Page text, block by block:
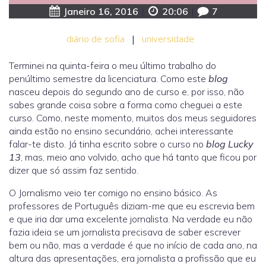
Janeiro 16, 2016 20:06 7
diário de sofia | universidade
Terminei na quinta-feira o meu último trabalho do
penúltimo semestre da licenciatura. Como este blog
nasceu depois do segundo ano de curso e, por isso, não
sabes grande coisa sobre a forma como cheguei a este
curso. Como, neste momento, muitos dos meus seguidores
ainda estão no ensino secundário, achei interessante
falar-te disto. Já tinha escrito sobre o curso no blog Lucky
13, mas, meio ano volvido, acho que há tanto que ficou por
dizer que só assim faz sentido.
O Jornalismo veio ter comigo no ensino básico. As
professores de Português diziam-me que eu escrevia bem
e que iria dar uma excelente jornalista. Na verdade eu não
fazia ideia se um jornalista precisava de saber escrever
bem ou não, mas a verdade é que no início de cada ano, na
altura das apresentações, era jornalista a profissão que eu